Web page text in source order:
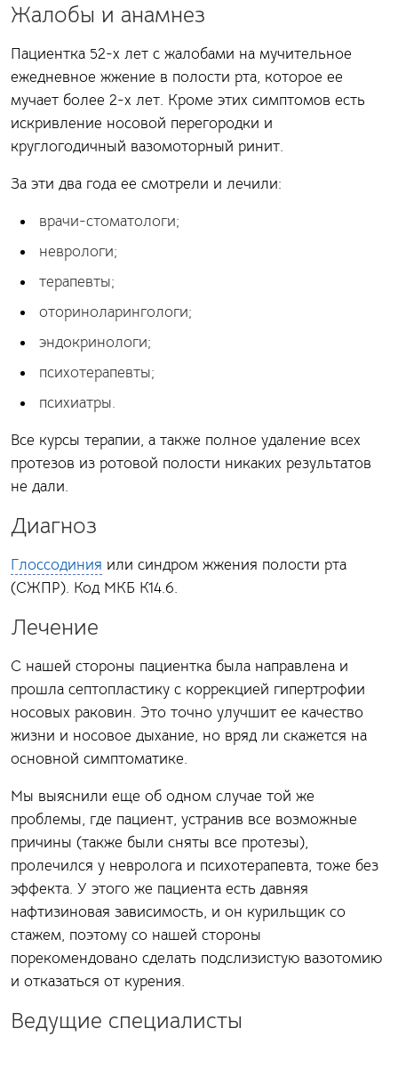
Жалобы и анамнез
Пациентка 52-х лет с жалобами на мучительное
ежедневное жжение в полости рта, которое ее
мучает более 2-х лет. Кроме этих симптомов есть
искривление носовой перегородки и
круглогодичный вазомоторный ринит.
За эти два года ее смотрели и лечили:
врачи-стоматологи;
неврологи;
терапевты;
оториноларингологи;
эндокринологи;
психотерапевты;
психиатры.
Все курсы терапии, а также полное удаление всех
протезов из ротовой полости никаких результатов
не дали.
Диагноз
Глоссодиния или синдром жжения полости рта
(СЖПР). Код МКБ К14.6.
Лечение
С нашей стороны пациентка была направлена и
прошла септопластику с коррекцией гипертрофии
носовых раковин. Это точно улучшит ее качество
жизни и носовое дыхание, но вряд ли скажется на
основной симптоматике.
Мы выяснили еще об одном случае той же
проблемы, где пациент, устранив все возможные
причины (также были сняты все протезы),
пролечился у невролога и психотерапевта, тоже без
эффекта. У этого же пациента есть давняя
нафтизиновая зависимость, и он курильщик со
стажем, поэтому со нашей стороны
порекомендовано сделать подслизистую вазотомию
и отказаться от курения.
Ведущие специалисты